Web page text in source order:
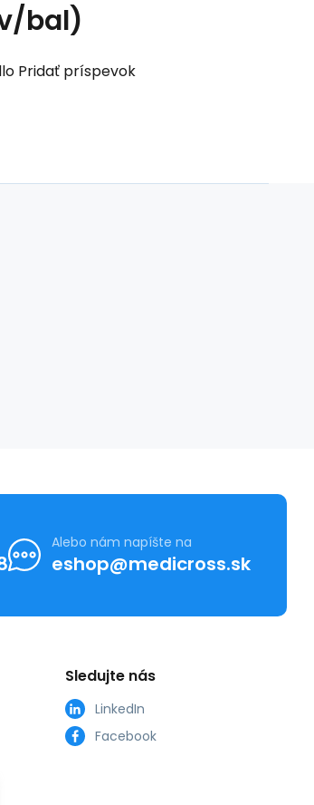
bal)
Pridať príspevok
Alebo nám napíšte na
eshop@medicross.sk
Sledujte nás
LinkedIn
Facebook